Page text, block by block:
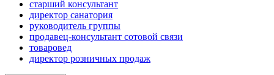
старший консультант
директор санатория
руководитель группы
продавец-консультант сотовой связи
товаровед
директор розничных продаж